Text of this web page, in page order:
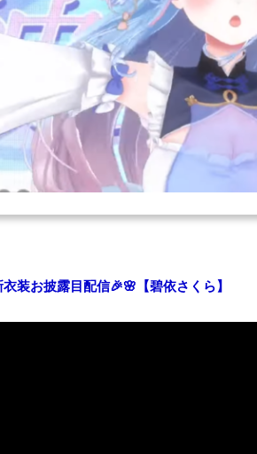
衣装お披露目配信🎉🌸【碧依さくら】